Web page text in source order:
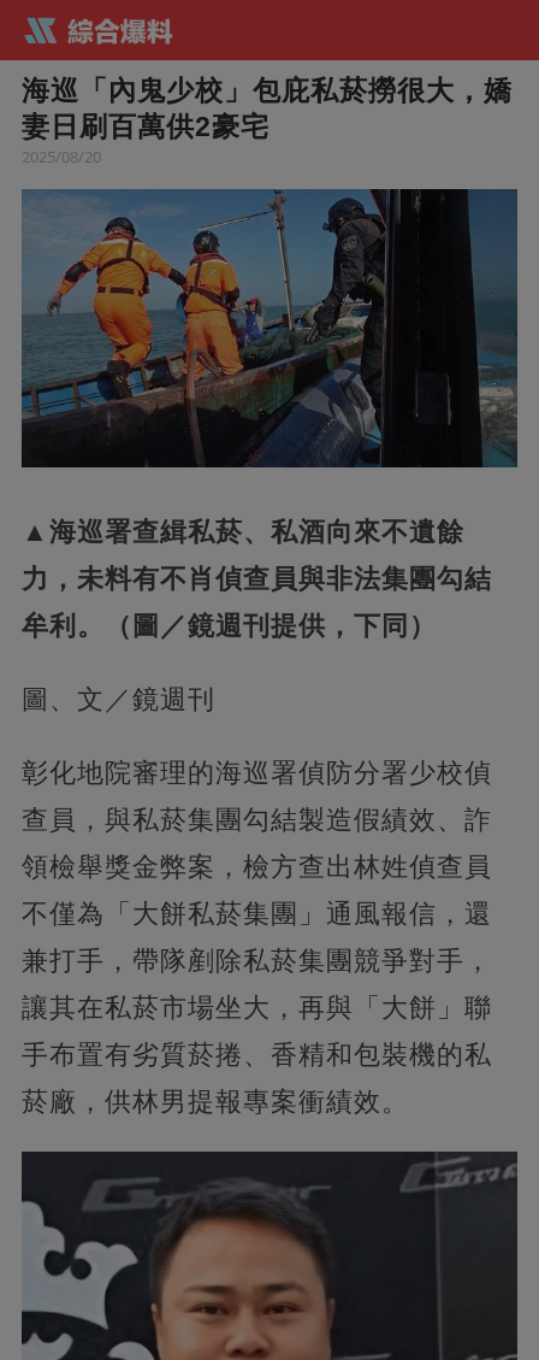
海巡「內鬼少校」包庇私菸撈很大，嬌
妻日刷百萬供2豪宅
2025/08/20
▲海巡署查緝私菸、私酒向來不遺餘
力，未料有不肖偵查員與非法集團勾結
牟利。（圖／鏡週刊提供，下同）
圖、文／鏡週刊
彰化地院審理的海巡署偵防分署少校偵
查員，與私菸集團勾結製造假績效、詐
領檢舉獎金弊案，檢方查出林姓偵查員
不僅為「大餅私菸集團」通風報信，還
兼打手，帶隊剷除私菸集團競爭對手，
讓其在私菸市場坐大，再與「大餅」聯
手布置有劣質菸捲、香精和包裝機的私
菸廠，供林男提報專案衝績效。